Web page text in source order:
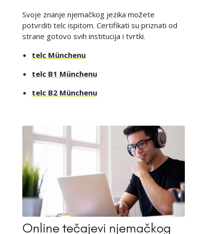
Svoje znanje njemačkog jezika možete
potvrditi telc ispitom. Certifikati su priznati od
strane gotovo svih institucija i tvrtki.
telc Münchenu
telc B1 Münchenu
telc B2 Münchenu
Online tečajevi njemačkog